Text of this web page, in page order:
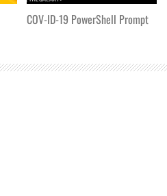
COV-ID-19 PowerShell Prompt